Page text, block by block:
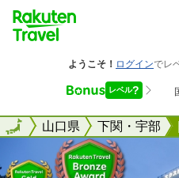
全国山口県 下関・宇部
全国